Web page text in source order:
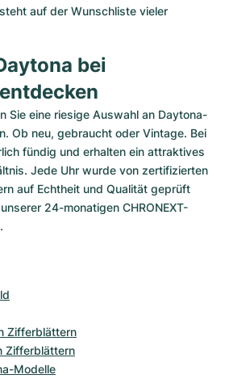
auf der Wunschliste vieler
bei
Sie eine riesige Auswahl an Daytona-
Ob neu, gebraucht oder Vintage. Bei
fündig und erhalten ein attraktives
Jede Uhr wurde von zertifizierten
auf Echtheit und Qualität geprüft
24-monatigen CHRONEXT-
Zifferblättern
Zifferblättern
Modelle